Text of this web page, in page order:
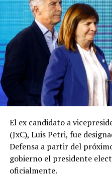
El ex candidato a
(JxC), Luis Petri, fue
Defensa a partir del
gobierno el presidente
oficialmente.